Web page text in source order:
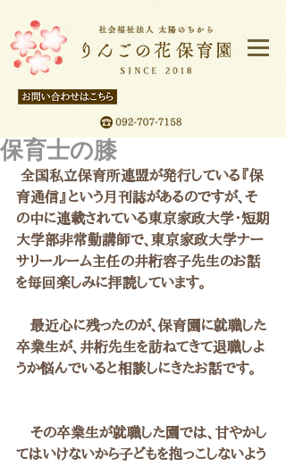
保育士の膝
育通信』という月刊誌があるのですが、そ
の中に連載されている東京家政大学・短期
大学部非常勤講師で、東京家政大学ナー
サリールーム主任の井桁容子先生のお話
を毎回楽しみに拝読しています。
最近心に残ったのが、保育園に就職した
卒業生が、井桁先生を訪ねてきて退職しよ
うか悩んでいると相談しにきたお話です。
その卒業生が就職した園では、甘やかし
てはいけないから子どもを抱っこしないよう